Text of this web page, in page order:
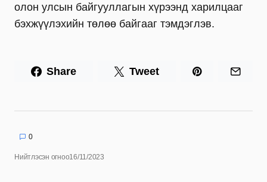
олон улсын байгууллагын хүрээнд харилцааг
бэхжүүлэхийн төлөө байгааг тэмдэглэв.
Share Tweet
0
Нийтлэсэн огноо16/11/2023